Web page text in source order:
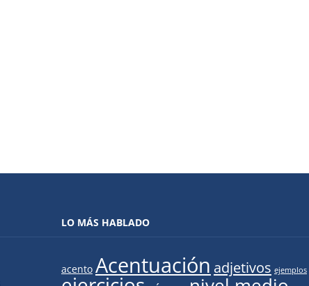
LO MÁS HABLADO
acento Acentuación adjetivos ejemplos